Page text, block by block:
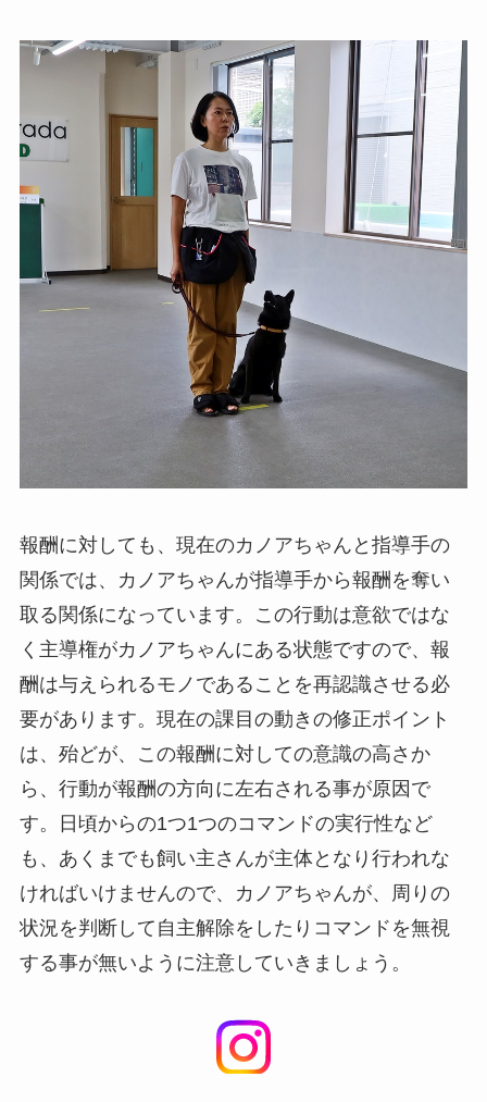
報酬に対しても、現在のカノアちゃんと指導手の
関係では、カノアちゃんが指導手から報酬を奪い
取る関係になっています。この行動は意欲ではな
く主導権がカノアちゃんにある状態ですので、報
酬は与えられるモノであることを再認識させる必
要があります。現在の課目の動きの修正ポイント
は、殆どが、この報酬に対しての意識の高さか
ら、行動が報酬の方向に左右される事が原因で
す。日頃からの1つ1つのコマンドの実行性など
も、あくまでも飼い主さんが主体となり行われな
ければいけませんので、カノアちゃんが、周りの
状況を判断して自主解除をしたりコマンドを無視
する事が無いように注意していきましょう。